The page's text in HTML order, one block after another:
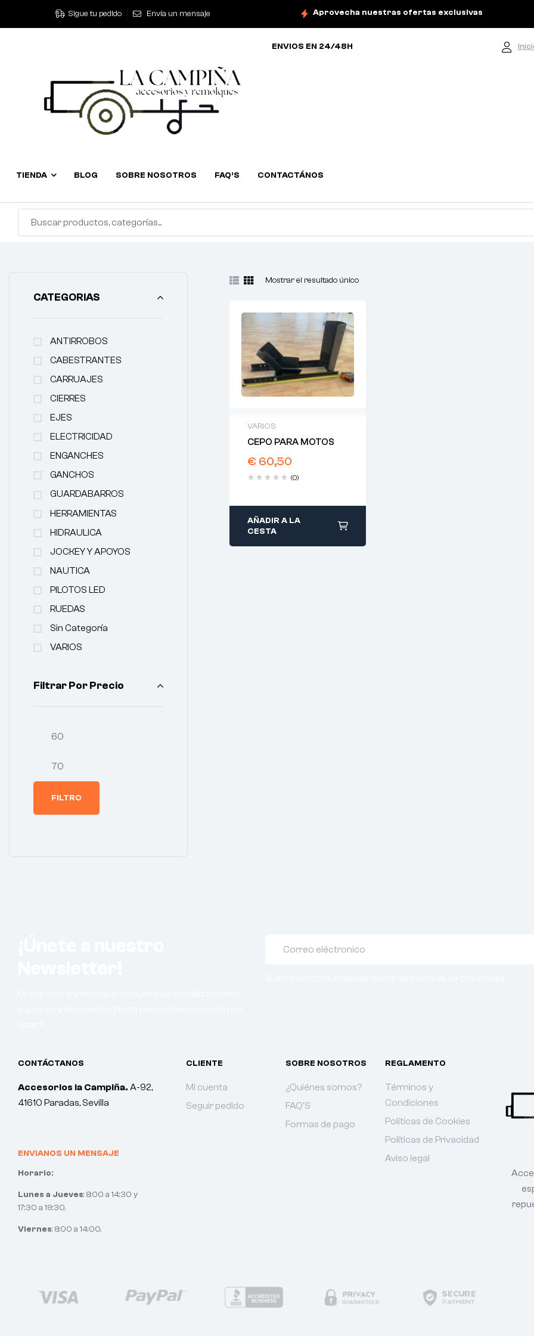
Sigue tu pedido Envía un mensaje Aprovecha nuestras ofertas exclusivas
TIENDA BLOG SOBRE NOSOTROS FAQ’S CONTACTÁNOS
ENVIOS EN 24/48H
Mostrar el resultado único
VARIOS
CEPO PARA MOTOS
€ 60,50
(0)
AÑADIR A LA
CESTA
CATEGORIAS
ANTIRROBOS
CABESTRANTES
CARRUAJES
CIERRES
EJES
ELECTRICIDAD
ENGANCHES
GANCHOS
GUARDABARROS
HERRAMIENTAS
HIDRAULICA
JOCKEY Y APOYOS
NAUTICA
PILOTOS LED
RUEDAS
Sin Categoría
VARIOS
Filtrar Por Precio
FILTRO
CONTÁCTANOS
Accesorios la Campiña. A-92,
41610 Paradas, Sevilla
ENVIANOS UN MENSAJE
Horario:
Lunes a Jueves: 8:00 a 14:30 y
17:30 a 19:30.
Viernes: 8:00 a 14:00.
CLIENTE
Mi cuenta
Seguir pedido
SOBRE NOSOTROS
¿Quiénes somos?
FAQ'S
Formas de pago
REGLAMENTO
Términos y
Condiciones
Políticas de Cookies
Políticas de Privacidad
Aviso legal